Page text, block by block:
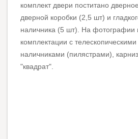
комплект двери поститано
дверной коробки (2,5 шт) и
наличника (5 шт). На фотографии
комплектации с
наличниками (пилястрами),
"квадрат".